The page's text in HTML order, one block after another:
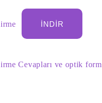
İNDIR
Cevapları ve optik form